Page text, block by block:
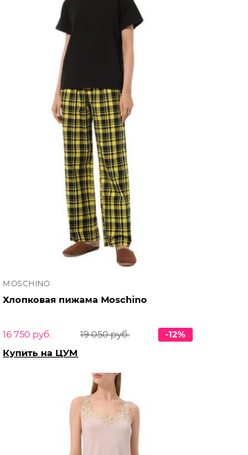
MOSCHINO
Хлопковая пижама Moschino
16 750 руб. 19 050 руб.
-12%
Купить на ЦУМ